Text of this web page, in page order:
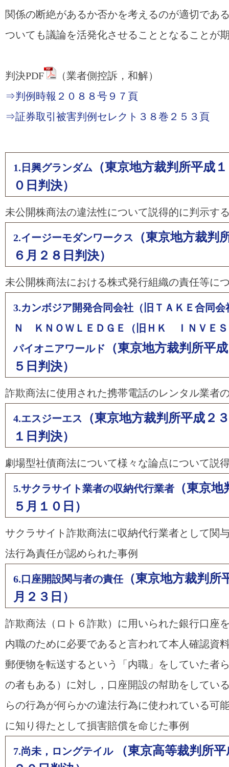
関係の断絶があるか否かを考えるのが適切であ
ついても議論を活発化させることとなることが
判決PDF
（業者側控訴，和解）
⇒判例時報２０８８号９７頁
⇒証券取引被害判例セレクト３８巻２５３頁
1.日興グランダム
（東京地方裁判所平成
０日判決）
未公開株商法の違法性について説得的に判示す
2.イージーモダンワークス
（東京地方裁判
６月２８日判決）
未公開株商法における株式発行組織の責任等に
3.カンボジア開発合同会社（旧ＴＡＫＥ合同
Ｎ ＫＮＯＷＬＥＤＧＥ（旧ＨＫ ＩＮＶＥＳ
パイオニアワールド
（東京地方裁判所平
５日判決）
詐欺商法に使用された携帯電話のレンタル業者
4.エスジーエス
（東京地方裁判所平成２
１日判決）
劇場型社債商法について様々な論点について説
5.サクラサイト業者の収納代行業者 （東京
５月１０日）
サクラサイト詐欺商法に収納代行業者として関
法行為責任が認められた事例
6.口座開設関与者の責任（東京地方裁判所
月２３日）
詐欺商法（ロト６詐欺）に用いられた銀行口座
内職のために必要であると言われて本人確認資
郵便物を転送するという「内職」をしていた者
の者もある）に対し，口座開設の幇助をしてい
らの行為が何らかの違法行為に使われている可
に知り得たとして損害賠償を命じた事例
7.尚未，ロングテイル
（東京高等裁判所